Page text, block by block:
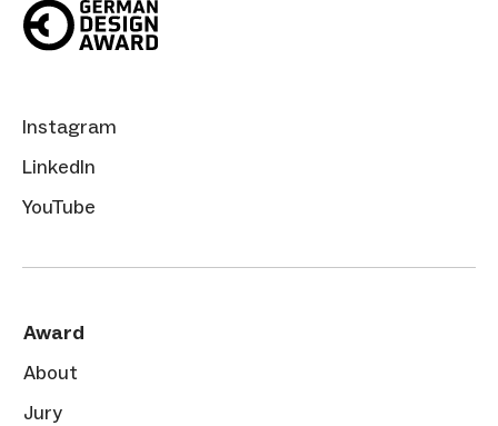
Instagram
LinkedIn
YouTube
Award
About
Jury